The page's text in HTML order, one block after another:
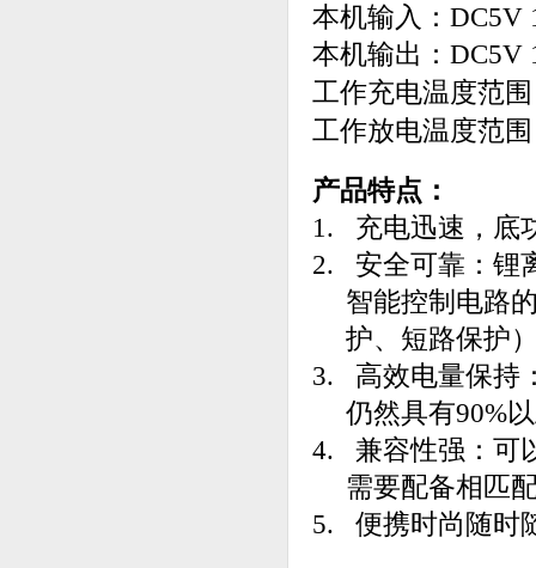
本机输入：DC5V
本机输出：DC5V
工作充电温度范
工作放电温度范
产品特点：
1. 充电迅速，底
2. 安全可靠：锂
智能控制电路
护、短路保护
3. 高效电量保持
仍然具有90%
4. 兼容性强：可
需要配备相匹
5. 便携时尚随时